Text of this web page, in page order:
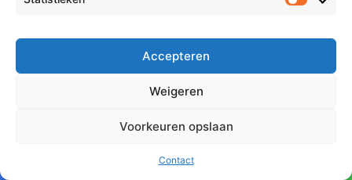
Accepteren
Weigeren
Voorkeuren opslaan
Contact
18-03-2026
Roermond heeft gestemd
Bijna een kwart van de kiezers in de
gemeente Roermond heeft zijn of haar
bijna hetzelfde als vier jaar geleden bij